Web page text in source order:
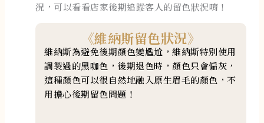
況，可以看看店家後期追蹤客人的留色狀況唷！
《維納斯留色狀況》
維納斯為避免後期顏色變尷尬，維納斯特別使用
調製過的黑咖色，後期退色時，顏色只會偏灰，
這種顏色可以很自然地融入原生眉毛的顏色，不
用擔心後期留色問題！